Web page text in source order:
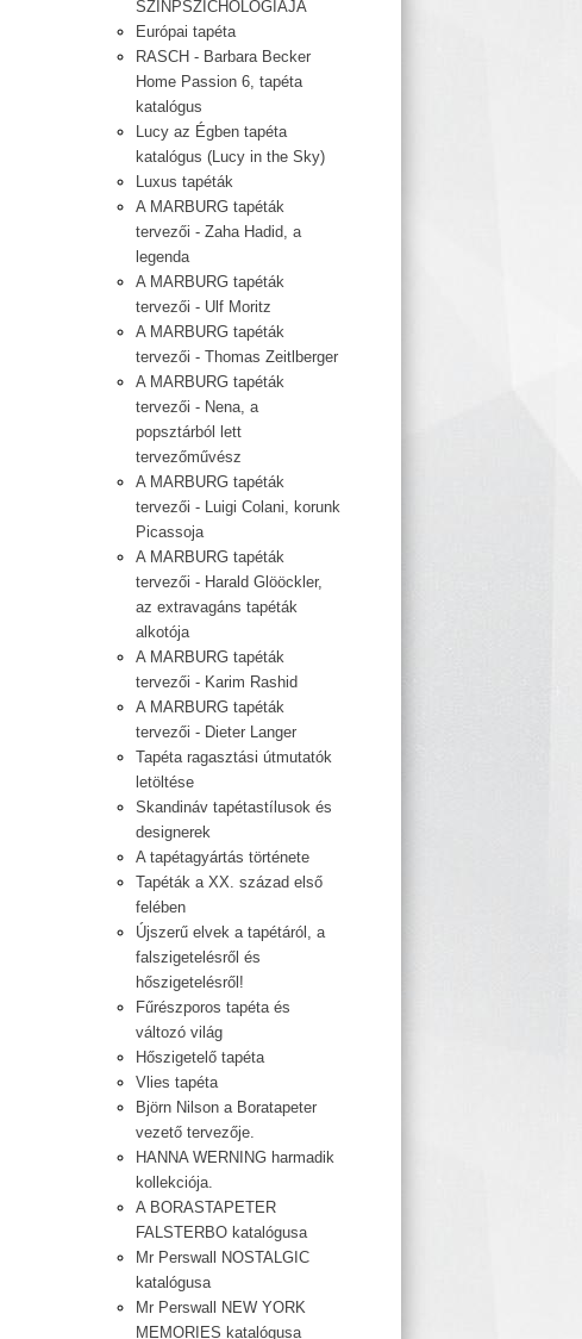
SZÍNPSZICHOLÓGIÁJA
Európai tapéta
RASCH - Barbara Becker
Home Passion 6, tapéta
katalógus
Lucy az Égben tapéta
katalógus (Lucy in the Sky)
Luxus tapéták
A MARBURG tapéták
tervezői - Zaha Hadid, a
legenda
A MARBURG tapéták
tervezői - Ulf Moritz
A MARBURG tapéták
tervezői - Thomas Zeitlberger
A MARBURG tapéták
tervezői - Nena, a
popsztárból lett
tervezőművész
A MARBURG tapéták
tervezői - Luigi Colani, korunk
Picassoja
A MARBURG tapéták
tervezői - Harald Glööckler,
az extravagáns tapéták
alkotója
A MARBURG tapéták
tervezői - Karim Rashid
A MARBURG tapéták
tervezői - Dieter Langer
Tapéta ragasztási útmutatók
letöltése
Skandináv tapétastílusok és
designerek
A tapétagyártás története
Tapéták a XX. század első
felében
Újszerű elvek a tapétáról, a
falszigetelésről és
hőszigetelésről!
Fűrészporos tapéta és
változó világ
Hőszigetelő tapéta
Vlies tapéta
Björn Nilson a Boratapeter
vezető tervezője.
HANNA WERNING harmadik
kollekciója.
A BORASTAPETER
FALSTERBO katalógusa
Mr Perswall NOSTALGIC
katalógusa
Mr Perswall NEW YORK
MEMORIES katalógusa